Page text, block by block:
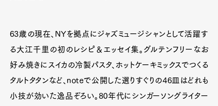
63歳の現在、NYを拠点にジャズミュージシャンとして活躍す
る大江千里の初のレシピ＆エッセイ集。グルテンフリーなお
好み焼きにスイカの冷製パスタ、ホットケーキミックスでつくる
タルトタタンなど、noteで公開した選りすぐりの46皿はどれも
小技が効いた逸品ぞろい。80年代にシンガーソングライター